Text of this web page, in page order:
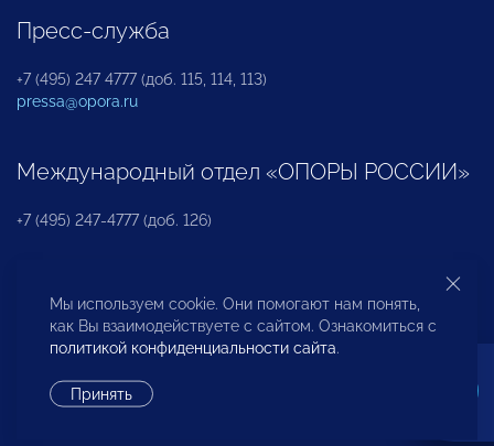
Пресс-служба
+7 (495) 247 4777 (доб. 115, 114, 113)
pressa@opora.ru
Международный отдел «ОПОРЫ РОССИИ»
+7 (495) 247-4777 (доб. 126)
Бюро по защите прав предпринимателей и
инвесторов
Мы используем cookie. Они помогают нам понять,
как Вы взаимодействуете с сайтом. Ознакомиться с
политикой конфиденциальности сайта.
Принять